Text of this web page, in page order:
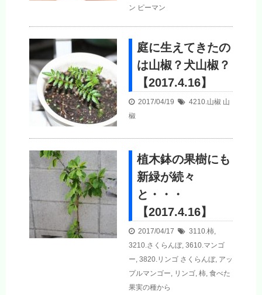
ン ピーマン
庭に生えてきたの
は山椒？犬山椒？
【2017.4.16】
2017/04/19 4210.山椒 山
椒
植木鉢の果樹にも
新緑が続々
と・・・
【2017.4.16】
2017/04/17 3110.柿,
3210.さくらんぼ, 3610.マンゴ
ー, 3820.リンゴ さくらんぼ, アッ
プルマンゴー, リンゴ, 柿, 食べた
果実の種から